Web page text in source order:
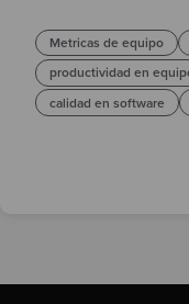
Metricas de equipo
productividad en
calidad en software